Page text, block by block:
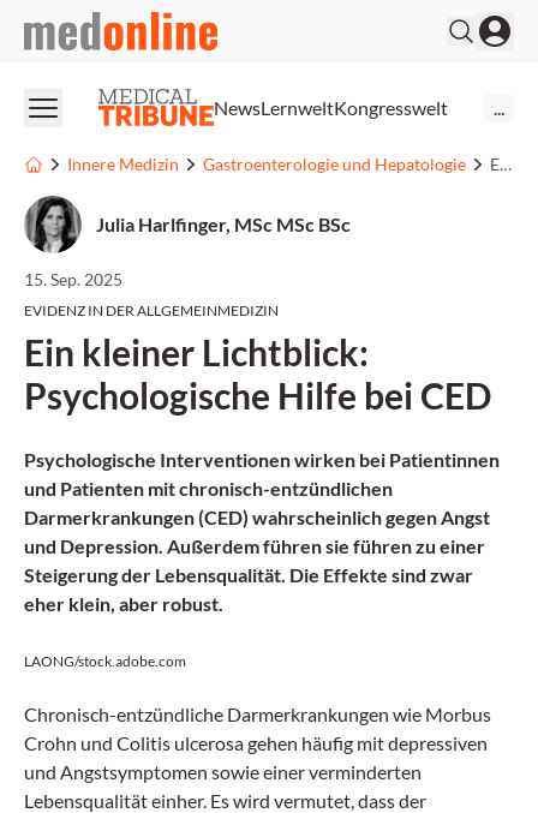
medonline
NewsLernweltKongresswelt
Innere Medizin Gastroenterologie und Hepatologie Ein kleiner Lichtblick: Psychologische Hilfe bei CED
Julia Harlfinger, MSc MSc BSc
15. Sep. 2025
EVIDENZ IN DER ALLGEMEINMEDIZIN
Ein kleiner Lichtblick:
Psychologische Hilfe bei CED
Psychologische Interventionen wirken bei Patientinnen
und Patienten mit chronisch-entzündlichen
Darmerkrankungen (CED) wahrscheinlich gegen Angst
und Depression. Außerdem führen sie führen zu einer
Steigerung der Lebensqualität. Die Effekte sind zwar
eher klein, aber robust.
LAONG/stock.adobe.com
Chronisch-entzündliche Darmerkrankungen wie Morbus
Crohn und Colitis ulcerosa gehen häufig mit depressiven
und Angstsymptomen sowie einer verminderten
Lebensqualität einher. Es wird vermutet, dass der